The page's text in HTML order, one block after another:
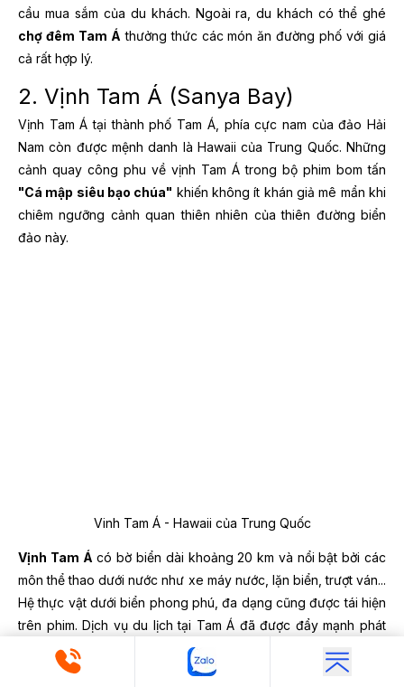
cầu mua sắm của du khách. Ngoài ra, du khách có thể ghé
chợ đêm Tam Á thưởng thức các món ăn đường phố với giá
cả rất hợp lý.
2. Vịnh Tam Á (Sanya Bay)
Vịnh Tam Á tại thành phố Tam Á, phía cực nam của đảo Hải
Nam còn được mệnh danh là Hawaii của Trung Quốc. Những
cảnh quay công phu về vịnh Tam Á trong bộ phim bom tấn
"Cá mập siêu bạo chúa" khiến không ít khán giả mê mẩn khi
chiêm ngưỡng cảnh quan thiên nhiên của thiên đường biển
đảo này.
Vinh Tam Á - Hawaii của Trung Quốc
Vịnh Tam Á có bờ biển dài khoảng 20 km và nổi bật bởi các
môn thể thao dưới nước như xe máy nước, lặn biển, trượt ván...
Hệ thực vật dưới biển phong phú, đa dạng cũng được tái hiện
trên phim. Dịch vụ du lịch tại Tam Á đã được đẩy mạnh phát
triển từ nhiều năm. Theo đó, vô số các khách sạn, resort sang
chảnh tọa lạc quanh bờ biển sẽ đưa du khách đến những trải